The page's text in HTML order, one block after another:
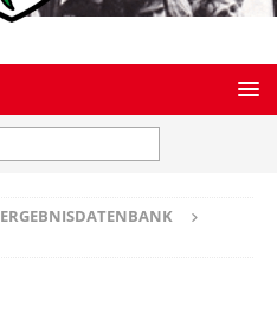
ERGEBNISDATENBANK